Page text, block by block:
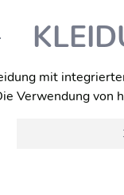
mit
Verwendung